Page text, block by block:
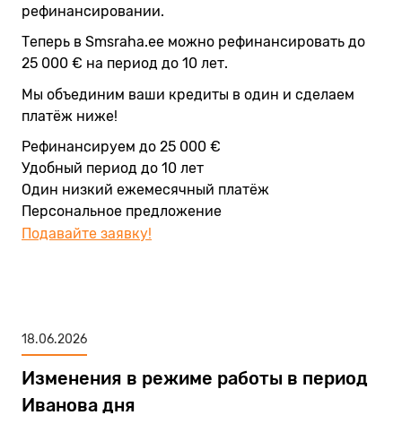
рефинансировании.
Теперь в Smsraha.ee можно рефинансировать до
25 000 € на период до 10 лет.
Мы объединим ваши кредиты в один и сделаем
платёж ниже!
Рефинансируем до 25 000 €
Удобный период до 10 лет
Один низкий ежемесячный платёж
Персональное предложение
Подавайте заявку!
18.06.2026
Изменения в режиме работы в период
Иванова дня